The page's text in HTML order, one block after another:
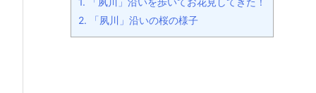
2. 「夙川」沿いの桜の様子